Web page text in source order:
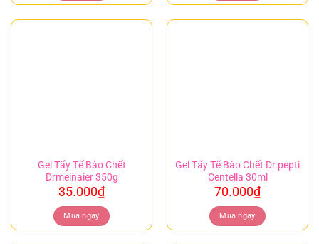
Gel Tẩy Tế Bào Chết
Drmeinaier 350g
35.000₫
Mua ngay
Gel Tẩy Tế Bào Chết Dr.pepti
Centella 30ml
70.000₫
Mua ngay